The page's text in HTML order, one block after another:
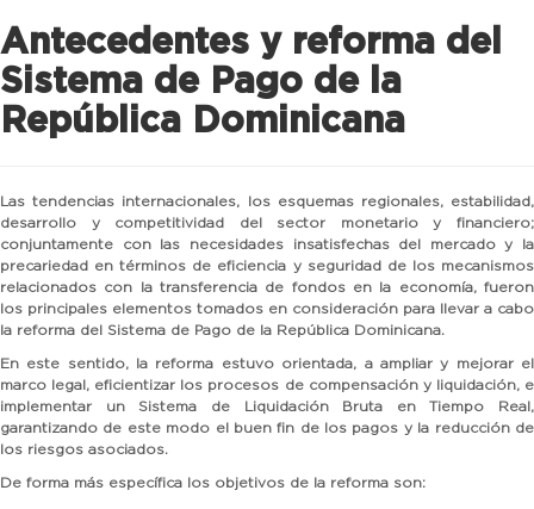
Antecedentes y reforma del
Sistema de Pago de la
República Dominicana
Las tendencias internacionales, los esquemas regionales, estabilidad,
desarrollo y competitividad del sector monetario y financiero;
conjuntamente con las necesidades insatisfechas del mercado y la
precariedad en términos de eficiencia y seguridad de los mecanismos
relacionados con la transferencia de fondos en la economía, fueron
los principales elementos tomados en consideración para llevar a cabo
la reforma del Sistema de Pago de la República Dominicana.
En este sentido, la reforma estuvo orientada, a ampliar y mejorar el
marco legal, eficientizar los procesos de compensación y liquidación, e
implementar un Sistema de Liquidación Bruta en Tiempo Real,
garantizando de este modo el buen fin de los pagos y la reducción de
los riesgos asociados.
De forma más específica los objetivos de la reforma son: